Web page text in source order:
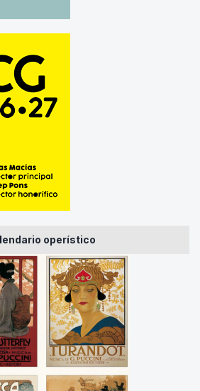
operístico